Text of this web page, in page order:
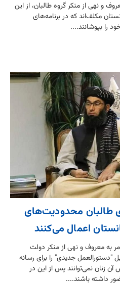
و نهی از منکر گروه طالبان، از این
مکلف‌اند که در برنامه‌های
را بپوشانند....
طالبان محدودیت‌های
اعمال می‌کنند
به معروف و نهی از منکر دولت
"دستورالعمل جدیدی" را برای رسانه
زنان نمی‌توانند پس از این در
داشته باشند....